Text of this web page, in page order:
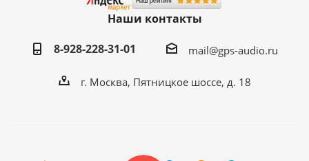
Наши контакты
8-928-228-31-01
mail@gps-audio.ru
г. Москва, Пятницкое шоссе, д. 18